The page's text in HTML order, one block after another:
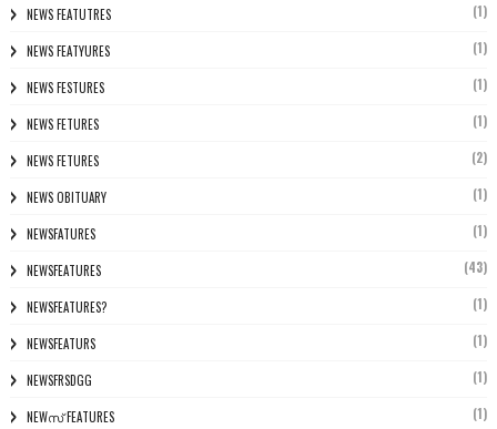
NEWS FEATUTRES (1)
NEWS FEATYURES (1)
NEWS FESTURES (1)
NEWS FETURES (1)
NEWS FETURES (2)
NEWS OBITUARY (1)
NEWSFATURES (1)
NEWSFEATURES (43)
NEWSFEATURES? (1)
NEWSFEATURS (1)
NEWSFRSDGG (1)
NEWസ് FEATURES (1)